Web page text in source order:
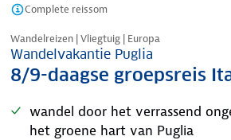
Complete reissom
Tijdelijk in prijs verlaagd
Wandelreizen | Vliegtuig | Europa
Wandelvakantie Puglia
8/9-daagse groepsreis
wandel door het verrassend
het groene hart van Puglia